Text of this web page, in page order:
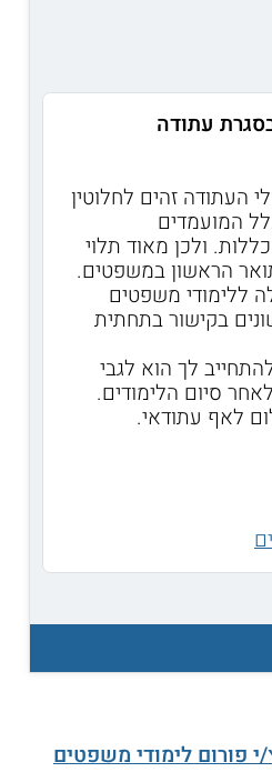
עתודה
העתודה זהים לחלוטין
המועמדים
ולכן מאוד תלוי
הראשון במשפטים.
ללימודי משפטים
בקישור בתחתית
לך הוא לגבי
סיום הלימודים.
לאף עתודאי.
פורום לימודי משפטים